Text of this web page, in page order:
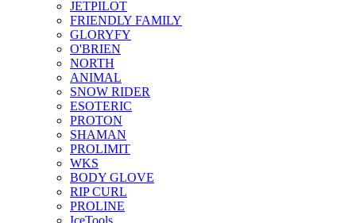
JETPILOT
FRIENDLY FAMILY
GLORYFY
O'BRIEN
NORTH
ANIMAL
SNOW RIDER
ESOTERIC
PROTON
SHAMAN
PROLIMIT
WKS
BODY GLOVE
RIP CURL
PROLINE
IceTools